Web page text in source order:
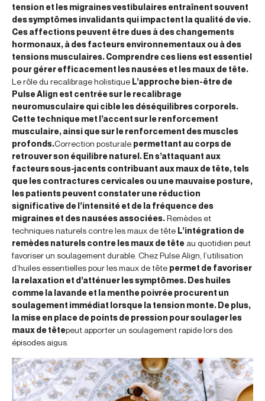
tension et les migraines vestibulaires entraînent souvent
des symptômes invalidants qui impactent la qualité de vie.
Ces affections peuvent être dues à des changements
hormonaux, à des facteurs environnementaux ou à des
tensions musculaires. Comprendre ces liens est essentiel
pour gérer efficacement les nausées et les maux de tête.
Le rôle du recalibrage holistique L’approche bien-être de
Pulse Align est centrée sur le recalibrage
neuromusculaire qui cible les déséquilibres corporels.
Cette technique met l’accent sur le renforcement
musculaire, ainsi que sur le renforcement des muscles
profonds.Correction posturale permettant au corps de
retrouver son équilibre naturel. En s’attaquant aux
facteurs sous-jacents contribuant aux maux de tête, tels
que les contractures cervicales ou une mauvaise posture,
les patients peuvent constater une réduction
significative de l’intensité et de la fréquence des
migraines et des nausées associées.Remèdes et
techniques naturels contre les maux de tête L’intégration de
remèdes naturels contre les maux de tête au quotidien peut
favoriser un soulagement durable. Chez Pulse Align, l’utilisation
d’huiles essentielles pour les maux de tête permet de favoriser
la relaxation et d’atténuer les symptômes. Des huiles
comme la lavande et la menthe poivrée procurent un
soulagement immédiat lorsque la tension monte. De plus,
la mise en place de points de pression pour soulager les
maux de têtepeut apporter un soulagement rapide lors des
épisodes aigus.